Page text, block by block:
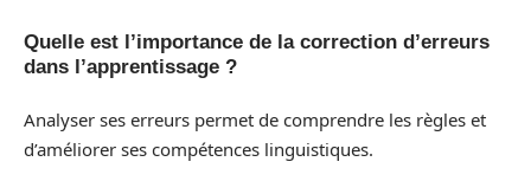
Quelle est l’importance de la correction d’erreurs
dans l’apprentissage ?
Analyser ses erreurs permet de comprendre les règles et
d’améliorer ses compétences linguistiques.